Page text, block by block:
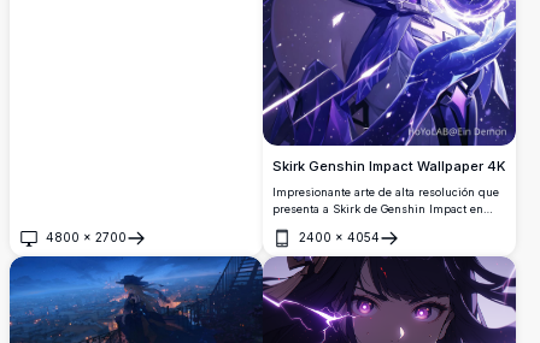
4800 × 2700
Abrir
Skirk Genshin Impact Wallpaper 4K
Impresionante arte de alta resolución que
presenta a Skirk de Genshin Impact en
místico sostiene un orbe brillante contra
un fondo cósmico estrellado, mostrando
hermoso arte estilo anime con cabello
fluido y atmósfera mágica perfecta para
cualquier pantalla.
2400 × 4054
Abrir